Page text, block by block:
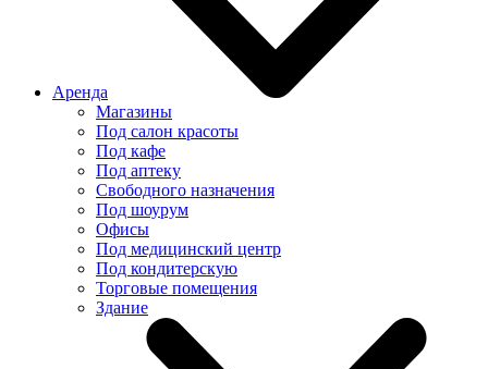
Аренда
Магазины
Под салон красоты
Под кафе
Под аптеку
Свободного назначения
Под шоурум
Офисы
Под медицинский центр
Под кондитерскую
Торговые помещения
Здание